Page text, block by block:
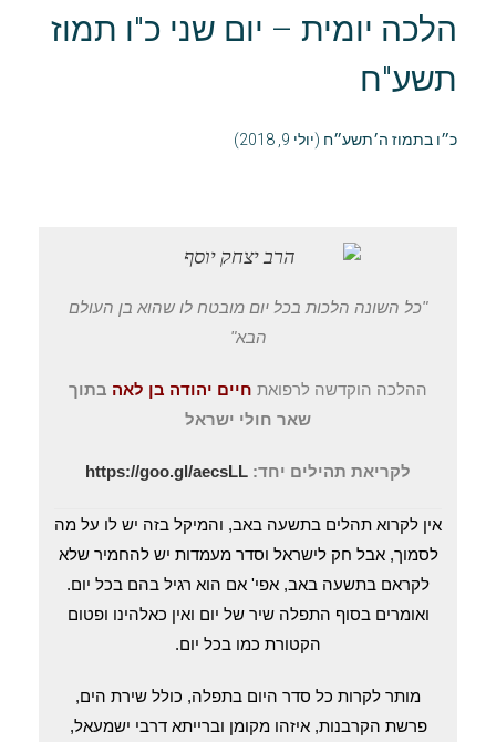
הלכה יומית – יום שני כ"ו תמוז
תשע"ח
כ״ו בתמוז ה׳תשע״ח (יולי 9, 2018)
"כל השונה הלכות בכל יום מובטח לו שהוא בן העולם
הבא"
ההלכה הוקדשה לרפואת חיים יהודה בן לאה בתוך
שאר חולי ישראל
לקריאת תהילים יחד: https://goo.gl/aecsLL
אין לקרוא תהלים בתשעה באב, והמיקל בזה יש לו על מה
לסמוך, אבל חק לישראל וסדר מעמדות יש להחמיר שלא
לקראם בתשעה באב, אפי' אם הוא רגיל בהם בכל יום.
ואומרים בסוף התפלה שיר של יום ואין כאלהינו ופטום
הקטורת כמו בכל יום.
מותר לקרות כל סדר היום בתפלה, כולל שירת הים,
פרשת הקרבנות, איזהו מקומן וברייתא דרבי ישמעאל,